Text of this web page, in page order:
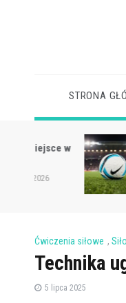
STRONA
Ćwiczenia siłowe ,
Technika
5 lipca 2025